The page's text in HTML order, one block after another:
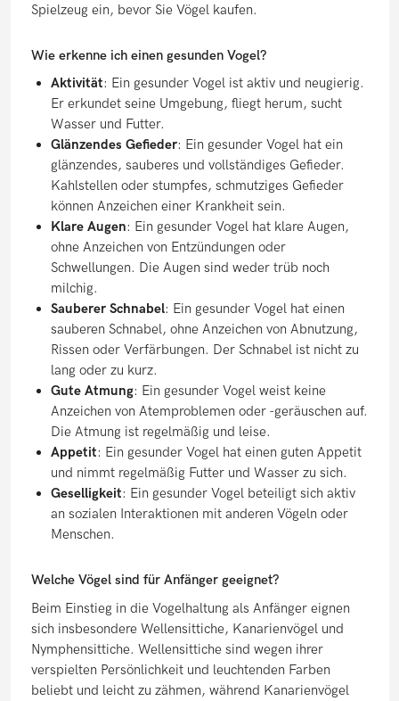
Spielzeug ein, bevor Sie Vögel kaufen.
Wie erkenne ich einen gesunden Vogel?
Aktivität: Ein gesunder Vogel ist aktiv und neugierig.
Er erkundet seine Umgebung, fliegt herum, sucht
Wasser und Futter.
Glänzendes Gefieder: Ein gesunder Vogel hat ein
glänzendes, sauberes und vollständiges Gefieder.
Kahlstellen oder stumpfes, schmutziges Gefieder
können Anzeichen einer Krankheit sein.
Klare Augen: Ein gesunder Vogel hat klare Augen,
ohne Anzeichen von Entzündungen oder
Schwellungen. Die Augen sind weder trüb noch
milchig.
Sauberer Schnabel: Ein gesunder Vogel hat einen
sauberen Schnabel, ohne Anzeichen von Abnutzung,
Rissen oder Verfärbungen. Der Schnabel ist nicht zu
lang oder zu kurz.
Gute Atmung: Ein gesunder Vogel weist keine
Anzeichen von Atemproblemen oder -geräuschen auf.
Die Atmung ist regelmäßig und leise.
Appetit: Ein gesunder Vogel hat einen guten Appetit
und nimmt regelmäßig Futter und Wasser zu sich.
Geselligkeit: Ein gesunder Vogel beteiligt sich aktiv
an sozialen Interaktionen mit anderen Vögeln oder
Menschen.
Welche Vögel sind für Anfänger geeignet?
Beim Einstieg in die Vogelhaltung als Anfänger eignen
sich insbesondere Wellensittiche, Kanarienvögel und
Nymphensittiche. Wellensittiche sind wegen ihrer
verspielten Persönlichkeit und leuchtenden Farben
beliebt und leicht zu zähmen, während Kanarienvögel